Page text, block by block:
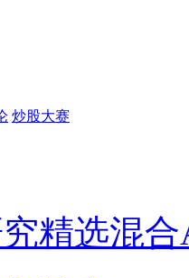
炒股大赛
精选混合